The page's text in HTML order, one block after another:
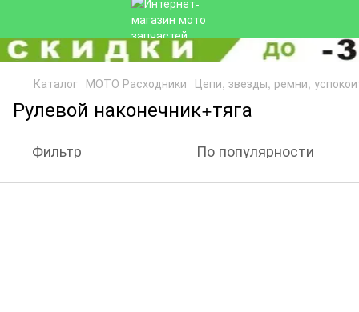
Каталог МОТО Расходники Цепи, звезды, ремни,
Рулевой наконечник+тяга
Фильтр По популярности